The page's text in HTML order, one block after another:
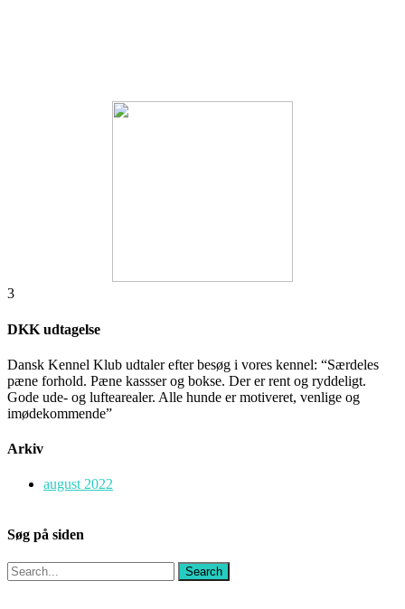
3
DKK udtagelse
Dansk Kennel Klub udtaler efter besøg i vores kennel: “Særdeles
pæne forhold. Pæne kassser og bokse. Der er rent og ryddeligt.
Gode ude- og luftearealer. Alle hunde er motiveret, venlige og
imødekommende”
Arkiv
august 2022
Søg på siden